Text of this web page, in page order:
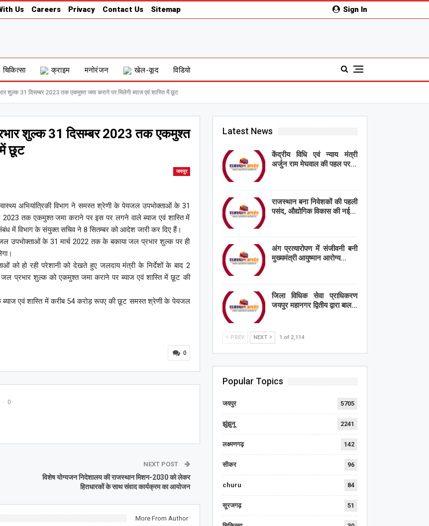
Sign In
Us Careers Privacy Contact Us Sitemap
चिकित्सा क्राइम मनोरंजन खेल-कूद विडियो
शुल्क 31 दिसम्बर 2023 तक एकमुश्त जमा कराने पर मिलेगी ब्याज एवं शास्ति में छूट
शुल्क 31 दिसम्बर 2023 तक एकमुश्त
में छूट
जयपुर
अभियांत्रिकी विभाग ने समस्त श्रेणी के पेयजल उपभोक्ताओं के 31
2023 तक एकमुश्त जमा कराने पर इस पर लगने वाले ब्याज एवं शास्ति में
में विभाग के संयुक्त सचिव ने 8 सितम्बर को आदेश जारी कर दिए हैं।
उपभोक्ताओं के 31 मार्च 2022 तक के बकाया जल प्रभार शुल्क पर ही
को हो रही परेशानी को देखते हुए जलदाय मंत्री के निर्देशों के बाद 2
प्रभार शुल्क को एकमुश्त जमा कराने पर ब्याज एवं शास्ति में छूट की
ब्याज एवं शास्ति में करीब 54 करोड़ रूपए की छूट समस्त श्रेणी के पेयजल
0
0
NEXT POST
विशेष योग्यजन निदेशालय की राजस्थान मिशन-2030 को लेकर
हितधारकों के साथ संवाद कार्यक्रम का आयोजन
More From Author
Latest News
केंद्रीय विधि एवं न्याय मंत्री
अर्जुन राम मेघवाल की पहल पर…
राजस्थान बना निवेशकों की पहली
पसंद, औद्योगिक विकास की नई…
अंग प्रत्यारोपण में संजीवनी बनी
मुख्यमंत्री आयुष्मान आरोग्य…
जिला विधिक सेवा प्राधिकरण
जयपुर महानगर द्वितीय द्वारा बाल…
PREV NEXT 1 of 2,114
Popular Topics
जयपुर 5705
झुंझुनू 2241
लक्ष्मणगढ़ 142
सीकर 96
churu 84
सूरजगढ़ 51